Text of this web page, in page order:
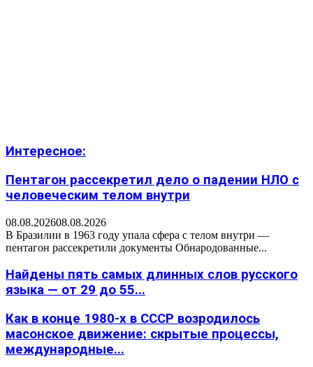
Интересное:
Пентагон рассекретил дело о падении НЛО с
человеческим телом внутри
08.08.202608.08.2026
В Бразилии в 1963 году упала сфера с телом внутри —
пентагон рассекретили документы Обнародованные...
Найдены пять самых длинных слов русского
языка — от 29 до 55...
Как в конце 1980-х в СССР возродилось
масонское движение: скрытые процессы,
международные...